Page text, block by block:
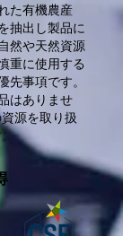
た有機農産
抽出し製品に
然や天然資源
重に使用する
先事項です。
はありませ
源を取り扱